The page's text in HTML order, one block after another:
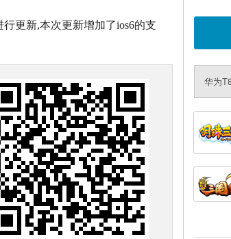
更新,本次更新增加了ios6的支
华为